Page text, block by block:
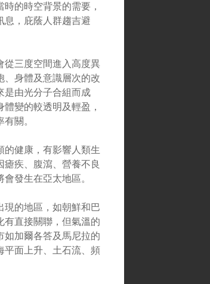
的時空背景的需要，
息，庇蔭人群趨吉避
從三度空間進入高度異
、身體及意識層次的改
是由光分子合組而成
變的較透明及輕盈，
關。
的健康，有影響人類生
疾、腹瀉、營養不良
發生在亞太地區。
現的地區，如朝鮮和巴
有直接關聯，但氣溫的
如加爾各答及馬尼拉的
平面上升、土石流、頻